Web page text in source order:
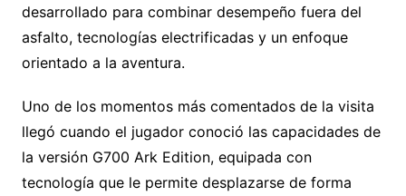
desarrollado para combinar desempeño fuera del
asfalto, tecnologías electrificadas y un enfoque
orientado a la aventura.
Uno de los momentos más comentados de la visita
llegó cuando el jugador conoció las capacidades de
la versión G700 Ark Edition, equipada con
tecnología que le permite desplazarse de forma